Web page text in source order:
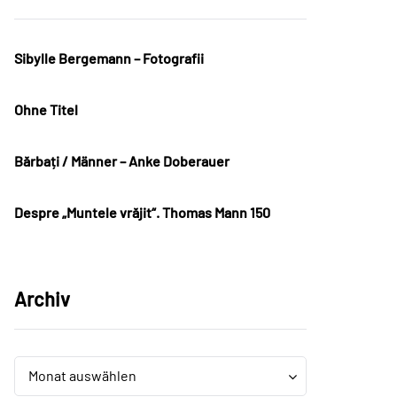
Sibylle Bergemann – Fotografii
Ohne Titel
Bărbați / Männer – Anke Doberauer
Despre „Muntele vrăjit“. Thomas Mann 150
Archiv
Archiv
Monat auswählen
Archiv